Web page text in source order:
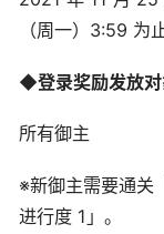
（周一）3:59 为
◆登录奖励发放
所有御主
※新御主需要通关
进行度 1」。